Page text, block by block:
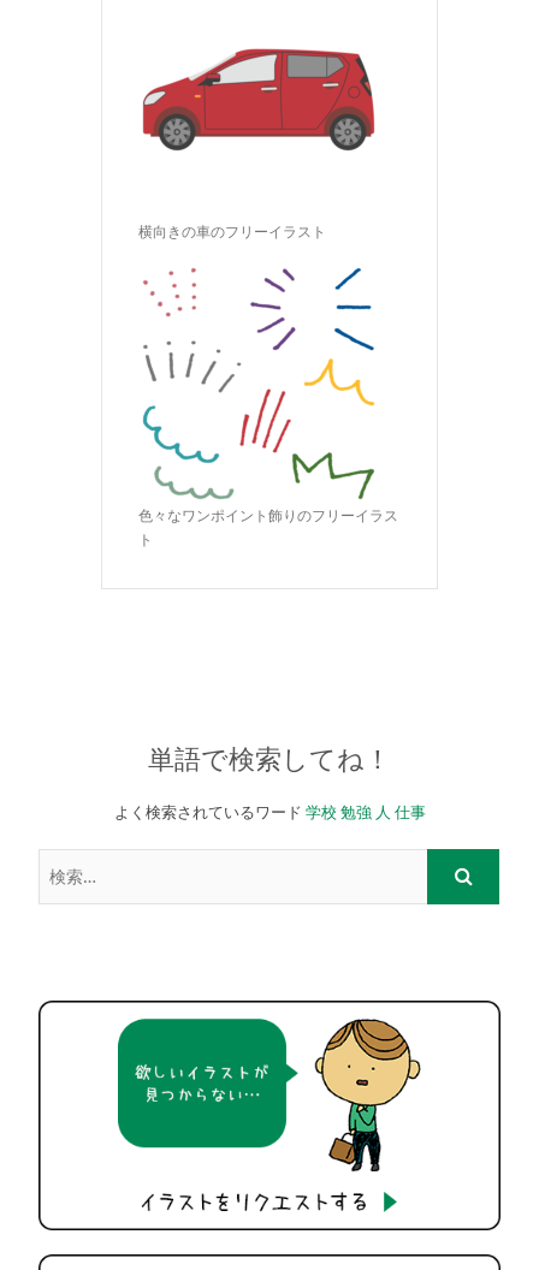
横向きの車のフリーイラスト
色々なワンポイント飾りのフリーイラス
ト
単語で検索してね！
よく検索されているワード 学校 勉強 人 仕事